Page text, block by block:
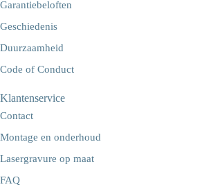
Garantiebeloften
Geschiedenis
Duurzaamheid
Code of Conduct
Klantenservice
Contact
Montage en onderhoud
Lasergravure op maat
FAQ